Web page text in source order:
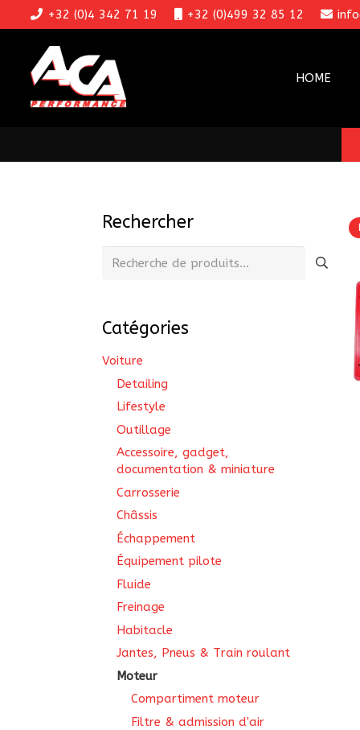
+32 (0)4 342 71 19 +32 (0)499 32 85 12
HOME
Rechercher
Recherche
Catégories
Voiture
Detailing
Lifestyle
Outillage
Accessoire, gadget,
documentation & miniature
Carrosserie
Châssis
Échappement
Équipement pilote
Fluide
Freinage
Habitacle
Jantes, Pneus & Train roulant
Moteur
Compartiment moteur
Filtre & admission d'air